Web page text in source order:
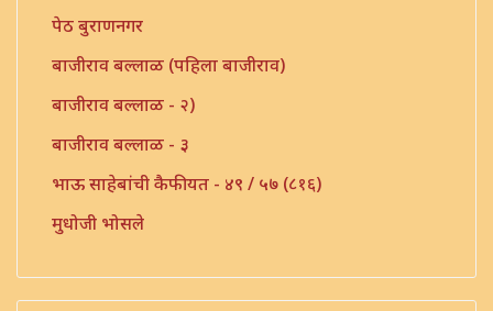
पेठ बुराणनगर
बाजीराव बल्लाळ (पहिला बाजीराव)
बाजीराव बल्लाळ - २)
बाजीराव बल्लाळ - ३
भाऊ साहेबांची कैफीयत - ४९ / ५७ (८१६)
मुधोजी भोसले
मौजे कणी पो. इंदापूर